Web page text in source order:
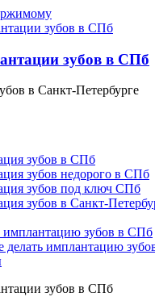
зубов в СПб
в Санкт-Петербурге
зубов в СПб
зубов недорого в СПб
зубов под ключ СПб
зубов в Санкт-
зубов в СПб
делать имплантацию